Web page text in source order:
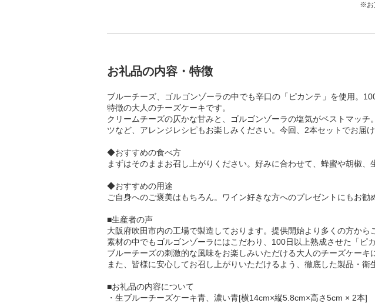
※お
お礼品の内容・特徴
ブルーチーズ、ゴルゴンゾーラの中でも辛口の「ピカンテ」を使用。
特徴の大人のチーズケーキです。
クリームチーズの仄かな甘みと、ゴルゴンゾーラの塩気がベストマッ
ツなど、アレンジレシピもお楽しみください。今回、2本セットでお届
◆おすすめの食べ方
まずはそのままお召し上がりください。好みに合わせて、蜂蜜や胡椒
◆おすすめの用途
ご自身へのご褒美はもちろん。ワイン好きな方へのプレゼントにもお勧
■生産者の声
大阪府吹田市内の工場で製造しております。提供開始より多くの方から
素材の中でもゴルゴンゾーラにはこだわり、100日以上熟成させた「ピ
ブルーチーズの刺激的な風味をお楽しみいただける大人のチーズケーキ
また、皆様に安心してお召し上がりいただけるよう、徹底した製品・衛
■お礼品の内容について
・生ブルーチーズケーキ青、濃い青[横14cm×縦5.8cm×高さ5cm × 2本]